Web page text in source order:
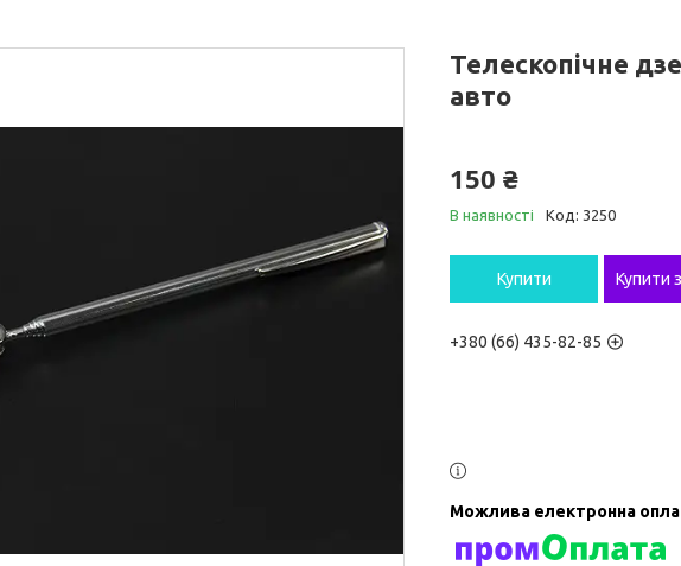
Телескопічне
авто
150 ₴
В наявності Код: 3250
Купити Купити з
+380 (66) 435-82-85